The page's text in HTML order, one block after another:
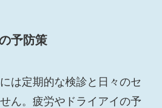
予防策
は定期的な検診と日々のセ
ん。疲労やドライアイの予